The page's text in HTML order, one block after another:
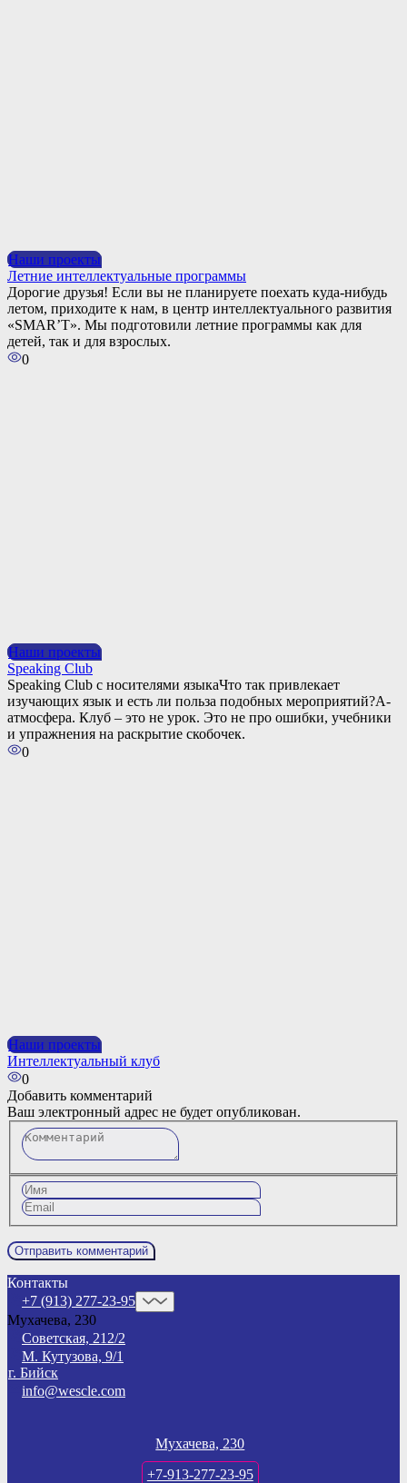
Наши проекты
Летние интеллектуальные программы
Дорогие друзья! Если вы не планируете поехать куда-нибудь
летом, приходите к нам, в центр интеллектуального развития
«SMAR’T». Мы подготовили летние программы как для
детей, так и для взрослых.
0
Наши проекты
Speaking Club
Speaking Club с носителями языкаЧто так привлекает
изучающих язык и есть ли польза подобных мероприятий?А-
атмосфера. Клуб – это не урок. Это не про ошибки, учебники
и упражнения на раскрытие скобочек.
0
Наши проекты
Интеллектуальный клуб
0
Добавить комментарий
Ваш электронный адрес не будет опубликован.
Комментарий
Имя Email
Контакты
+7 (913) 277-23-95
Мухачева, 230
Советская, 212/2
М. Кутузова, 9/1
г. Бийск
info@wescle.com
Мухачева, 230
+7-913-277-23-95